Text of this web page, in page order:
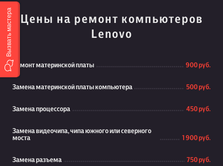
Цены на ремонт компьютеров
Lenovo
Ремонт материнской платы 900 руб.
Замена материнской платы компьютера 500 руб.
Замена процессора 450 руб.
Замена видеочипа, чипа южного или северного
моста
1 900 руб.
Замена разъема 750 руб.
Вызвать мастера